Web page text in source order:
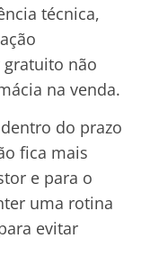
técnica,
gratuito não
na venda.
do prazo
fica mais
e para o
uma rotina
evitar